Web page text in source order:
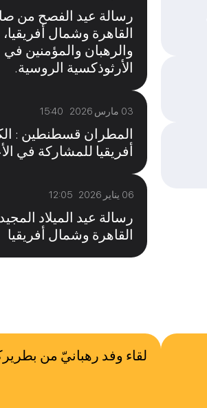
رسالة عيد الفصح من
القاهرة وشمال
والرهبان والمؤمنين في
الأرثوذكسية الروسية.
03 مارس 2026 15:40
المطران قسطنطين :
أفريقيا للمشاركة في
06 يناير 2026 12:05
رسالة عيد الميلاد
القاهرة وشمال أفريقيا
لقاء وفد رهبانيّ من